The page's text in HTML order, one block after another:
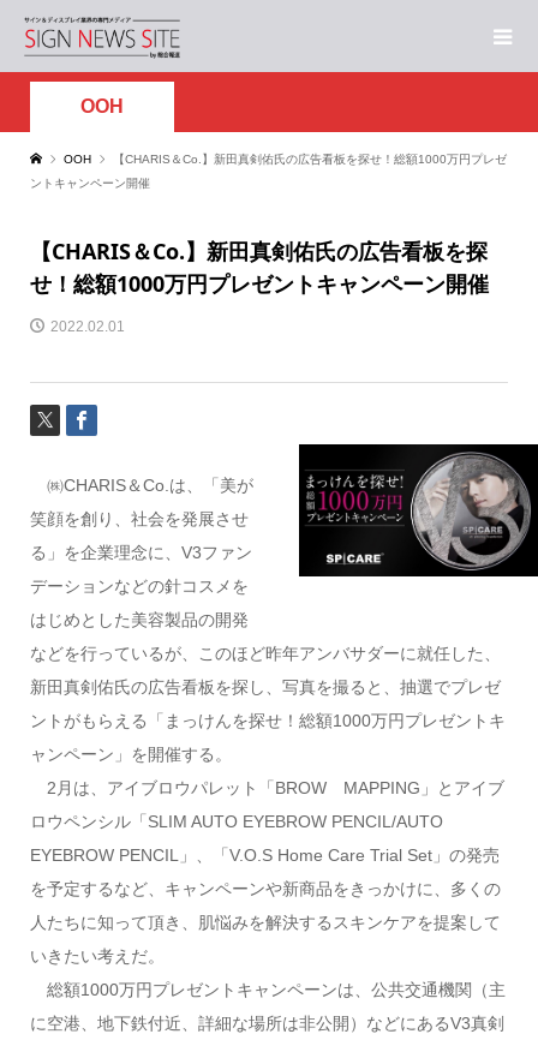
OOH
OOH
【CHARIS＆Co.】新田真剣佑氏の広告看板を探せ！総額1000万円プレゼ
ントキャンペーン開催
【CHARIS＆Co.】新田真剣佑氏の広告看板を探
せ！総額1000万円プレゼントキャンペーン開催
2022.02.01
㈱CHARIS＆Co.は、「美が
笑顔を創り、社会を発展させ
る」を企業理念に、V3ファン
デーションなどの針コスメを
はじめとした美容製品の開発
などを行っているが、このほど昨年アンバサダーに就任した、
新田真剣佑氏の広告看板を探し、写真を撮ると、抽選でプレゼ
ントがもらえる「まっけんを探せ！総額1000万円プレゼントキ
ャンペーン」を開催する。
2月は、アイブロウパレット「BROW MAPPING」とアイブ
ロウペンシル「SLIM AUTO EYEBROW PENCIL/AUTO
EYEBROW PENCIL」、「V.O.S Home Care Trial Set」の発売
を予定するなど、キャンペーンや新商品をきっかけに、多くの
人たちに知って頂き、肌悩みを解決するスキンケアを提案して
いきたい考えだ。
総額1000万円プレゼントキャンペーンは、公共交通機関（主
に空港、地下鉄付近、詳細な場所は非公開）などにあるV3真剣